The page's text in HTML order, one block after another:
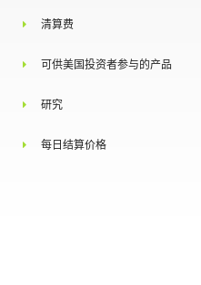
清算费
可供美国投资者参与的产品
研究
每日结算价格